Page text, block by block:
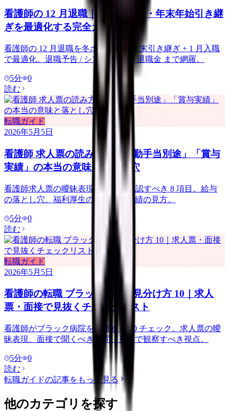
看護師の 12 月退職｜冬ボーナス・年末年始引き継
ぎを最適化する完全ガイド
看護師の 12 月退職を冬ボーナス + 年末引き継ぎ + 1 月入職
で最適化。退職予告 / シフト / 有給 / 退職金 まで網羅。
5分
0
読む
転職ガイド
2026年5月5日
看護師 求人票の読み方｜「夜勤手当別途」「賞与
実績」の本当の意味と落とし穴
看護師求人票の曖昧表現の真意 + 確認すべき 8 項目。給与
の落とし穴、福利厚生の罠、賞与実績の見方。
5分
0
読む
転職ガイド
2026年5月5日
看護師の転職 ブラック病院の見分け方 10｜求人
票・面接で見抜くチェックリスト
看護師がブラック病院を回避する 10 チェック。求人票の曖
昧表現、面接で聞くべき質問、見学で観察すべき視点。
5分
0
読む
転職ガイドの記事をもっと見る
他のカテゴリを探す